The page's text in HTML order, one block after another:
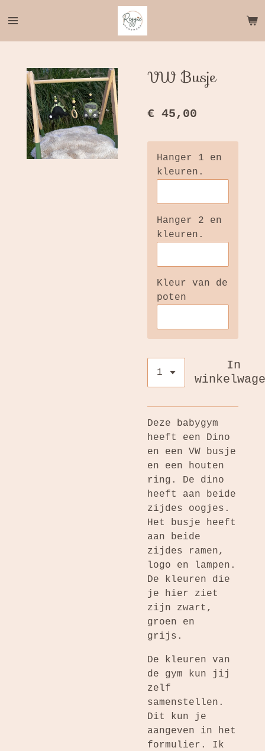
direct
naar
hoofdinhoud
VW Busje
€ 45,00
Hanger 1 en
kleuren.
Hanger 2 en
kleuren.
Kleur van de
poten
In
Deze babygym
heeft een Dino
en een VW busje
en een houten
ring. De dino
heeft aan beide
zijdes oogjes.
Het busje heeft
aan beide
zijdes ramen,
logo en lampen.
De kleuren die
je hier ziet
zijn zwart,
groen en
grijs.
De kleuren van
de gym kun jij
zelf
samenstellen.
Dit kun je
aangeven in het
formulier. Ik